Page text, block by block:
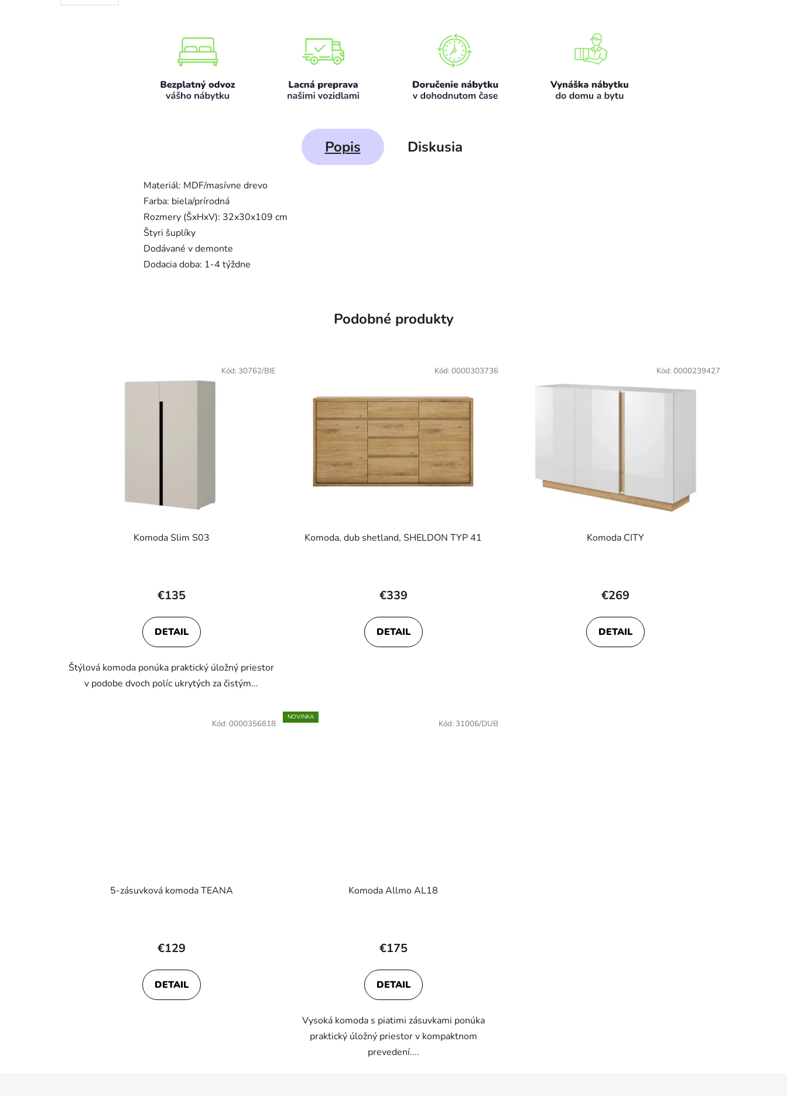
Popis Diskusia
Materiál: MDF/masívne drevo
Farba: biela/prírodná
Rozmery (ŠxHxV): 32x30x109 cm
Štyri šuplíky
Dodávané v demonte
Dodacia doba: 1-4 týždne
Podobné produkty
Komoda Slim S03
€135
DETAIL
Štýlová komoda ponúka praktický úložný priestor
v podobe dvoch políc ukrytých za čistým...
Kód: 30762/BIE
Komoda, dub shetland, SHELDON TYP 41
€339
DETAIL
Kód: 0000303736
Komoda CITY
€269
DETAIL
Kód: 0000239427
5-zásuvková komoda TEANA
€129
DETAIL
Kód:0000356818
NOVINKA
Komoda Allmo AL18
€175
DETAIL
Vysoká komoda s piatimi zásuvkami ponúka
praktický úložný priestor v kompaktnom
prevedení....
Kód: 31006/DUB